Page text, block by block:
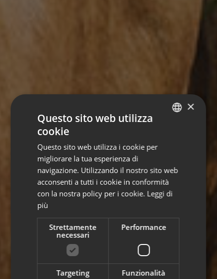
ENGLISH
×
Questo sito web utilizza
cookie
Questo sito web utilizza i cookie per
migliorare la tua esperienza di
navigazione. Utilizzando il nostro sito web
acconsenti a tutti i cookie in conformità
con la nostra policy per i cookie. Leggi di
più
Strettamente
necessari
Performance
Targeting Funzionalità